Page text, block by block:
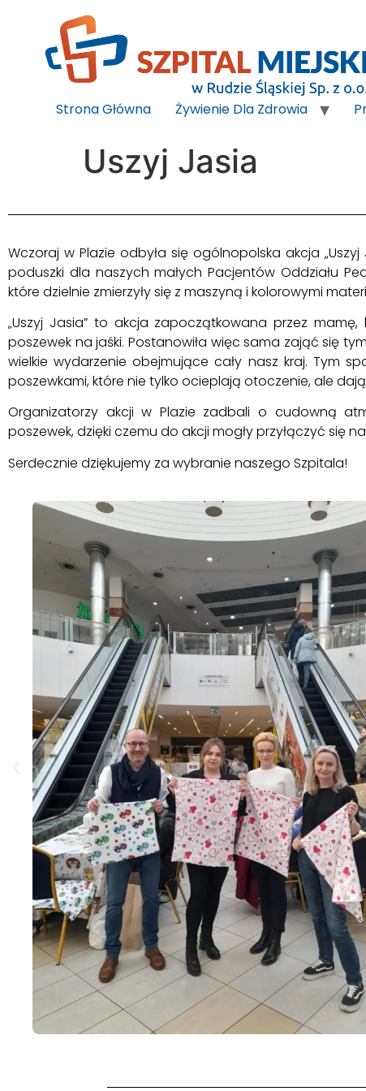
Strona Główna Żywienie Dla Zdrowia
Uszyj Jasia
Wczoraj w Plazie odbyła się ogólnopolska akcja
poduszki dla naszych małych Pacjentów Oddziału
które dzielnie zmierzyły się z maszyną i kolorowymi
„Uszyj Jasia” to akcja zapoczątkowana przez
poszewek na jaśki. Postanowiła więc sama zająć się
wielkie wydarzenie obejmujące cały nasz kraj. Tym
poszewkami, które nie tylko ocieplają otoczenie, ale
Organizatorzy akcji w Plazie zadbali o cudowną
poszewek, dzięki czemu do akcji mogły przyłączyć się
Serdecznie dziękujemy za wybranie naszego Szpitala!